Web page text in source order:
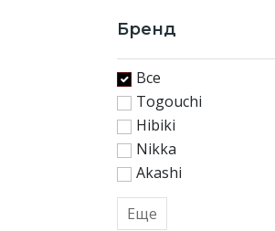
Бренд
Все
Togouchi
Hibiki
Nikka
Akashi
Еще